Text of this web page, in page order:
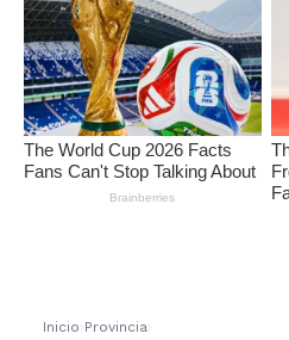
Inicio ›Provincia›